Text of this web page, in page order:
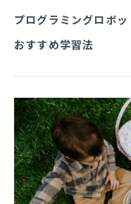
プログラミングロボ
おすすめ学習法